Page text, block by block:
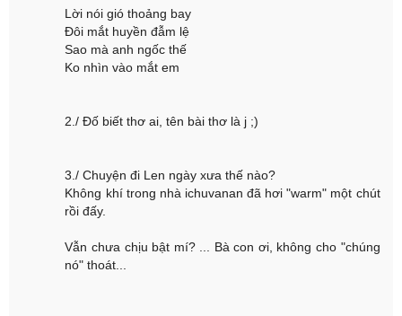
Lời nói gió thoảng bay
Đôi mắt huyền đẫm lệ
Sao mà anh ngốc thế
Ko nhìn vào mắt em
2./ Đố biết thơ ai, tên bài thơ là j ;)
3./ Chuyện đi Len ngày xưa thế nào?
Không khí trong nhà ichuvanan đã hơi "warm" một chút
rồi đấy.
Vẫn chưa chịu bật mí? ... Bà con ơi, không cho "chúng
nó" thoát...